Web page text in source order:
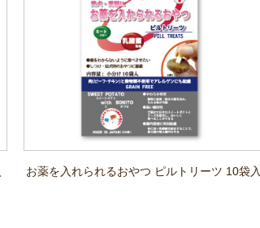
お薬を入れられるおやつ ピルトリーツ 10袋入